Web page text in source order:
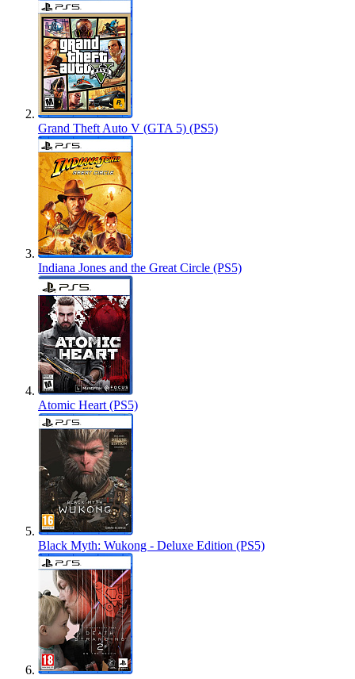
Grand Theft Auto V (GTA 5) (PS5)
Indiana Jones and the Great Circle (PS5)
Atomic Heart (PS5)
Black Myth: Wukong - Deluxe Edition (PS5)